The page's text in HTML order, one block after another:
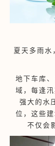
夏天多雨水
地下车库
域，每逢
强大的水
位，这些
不仅会